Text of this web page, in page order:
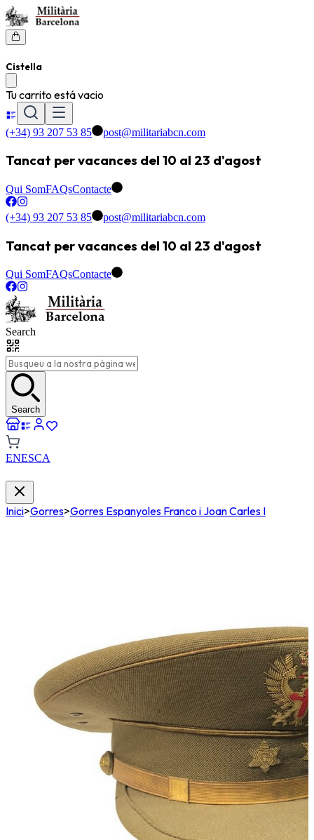
Cistella
Tu carrito está vacio
(+34) 93 207 53 85 post@militariabcn.com
Tancat per vacances del 10 al 23 d'agost
Qui SomFAQsContacte
(+34) 93 207 53 85 post@militariabcn.com
Tancat per vacances del 10 al 23 d'agost
Qui SomFAQsContacte
Search
Search
ENESCA
Inici>Gorres>Gorres Espanyoles Franco i Joan Carles I